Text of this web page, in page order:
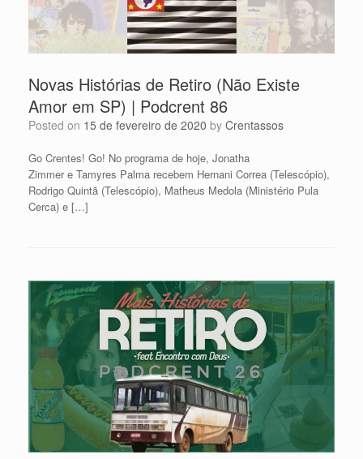
Novas Histórias de Retiro (Não Existe
Amor em SP) | Podcrent 86
Posted on 15 de fevereiro de 2020 by Crentassos
Go Crentes! Go! No programa de hoje, Jonatha
Zimmer e Tamyres Palma recebem Hernani Correa (Telescópio),
Rodrigo Quintã (Telescópio), Matheus Medola (Ministério Pula
Cerca) e […]